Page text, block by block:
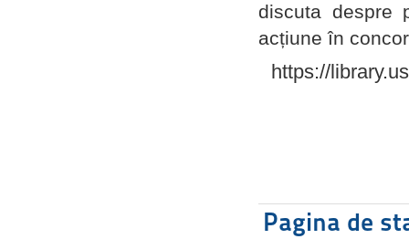
discuta despre
acțiune în
https://
Pagina de